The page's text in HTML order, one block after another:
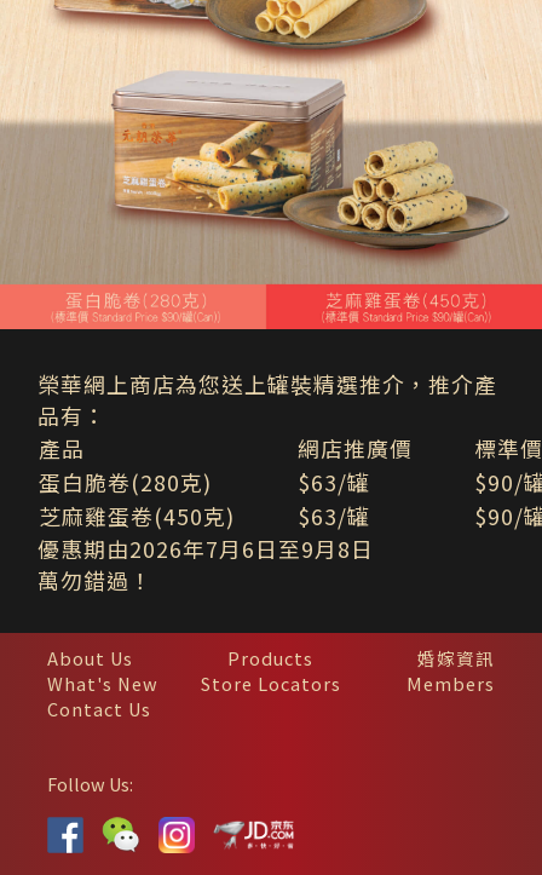
榮華網上商店為您送上罐裝精選推介，推介產
品有：
產品
網店推廣價
標準
蛋白脆卷(280克)
$63/罐
$90/
芝麻雞蛋卷(450克)
$63/罐
$90/
優惠期由2026年7月6日至9月8日
萬勿錯過！
About Us Products
婚嫁資訊
What's New
Store Locators
Members
Contact Us
Follow Us: